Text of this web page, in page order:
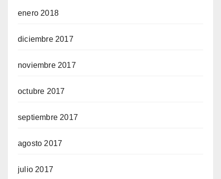
enero 2018
diciembre 2017
noviembre 2017
octubre 2017
septiembre 2017
agosto 2017
julio 2017